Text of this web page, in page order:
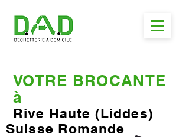
VOTRE BROCANTE
à
Rive Haute (Liddes)
Suisse Romande